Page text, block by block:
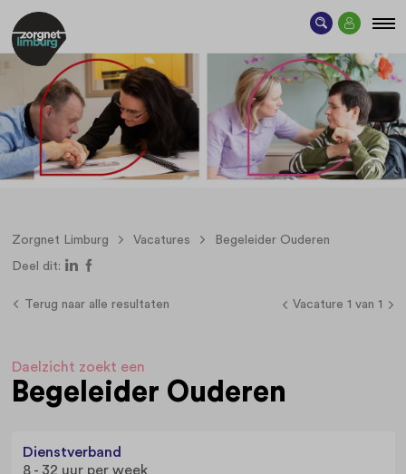
Zorgnet Limburg Vacatures Begeleider Ouderen
Deel dit:
Terug naar alle resultaten Vacature 1 van 1
Daelzicht zoekt een
Begeleider Ouderen
Dienstverband
8 - 32 uur per week